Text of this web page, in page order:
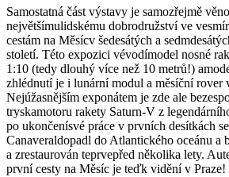
Samostatná část výstavy je samozřejmě
největšímulidskému dobrodružství ve
cestám na Měsícv šedesátých a
století. Této expozici vévodímodel nosné
1:10 (tedy dlouhý více než 10 metrů!)
zhlédnutí je i lunární modul a měsíční rover
Nejúžasnějším exponátem je zde ale
tryskamotoru rakety Saturn-V z
po ukončenísvé práce v prvních desítkách
Canaveraldopadl do Atlantického oceánu a
a zrestaurován teprvepřed několika lety.
první cesty na Měsíc je teďk vidění v Praze!